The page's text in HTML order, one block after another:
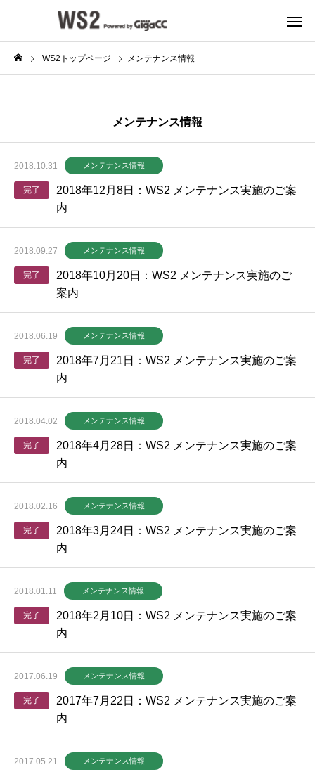
WS2トップページ メンテナンス情報
メンテナンス情報
2018.10.31 メンテナンス情報
完了
2018年12月8日：WS2 メンテナンス実施のご案
内
2018.09.27 メンテナンス情報
完了
2018年10月20日：WS2 メンテナンス実施のご
案内
2018.06.19 メンテナンス情報
完了
2018年7月21日：WS2 メンテナンス実施のご案
内
2018.04.02 メンテナンス情報
完了
2018年4月28日：WS2 メンテナンス実施のご案
内
2018.02.16 メンテナンス情報
完了
2018年3月24日：WS2 メンテナンス実施のご案
内
2018.01.11 メンテナンス情報
完了
2018年2月10日：WS2 メンテナンス実施のご案
内
2017.06.19 メンテナンス情報
完了
2017年7月22日：WS2 メンテナンス実施のご案
内
2017.05.21 メンテナンス情報